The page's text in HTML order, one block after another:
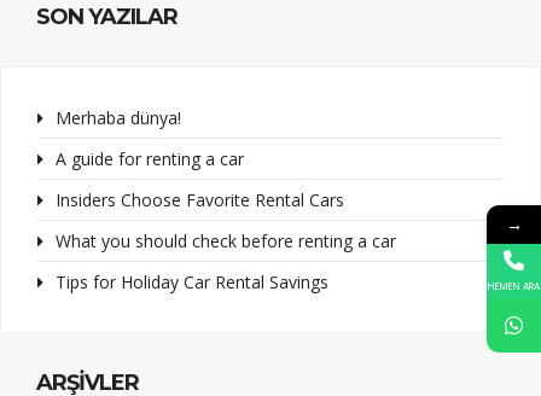
SON YAZILAR
Merhaba dünya!
A guide for renting a car
Insiders Choose Favorite Rental Cars
What you should check before renting a car
Tips for Holiday Car Rental Savings
ARŞIVLER
→
HEMEN ARA